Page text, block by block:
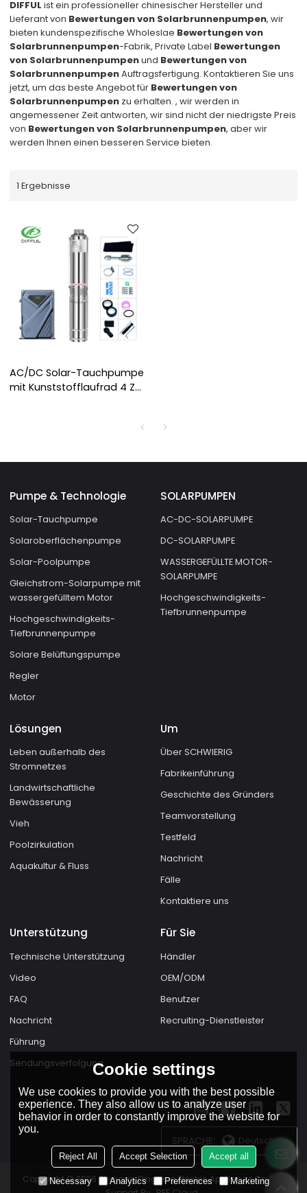
DIFFUL ist ein professioneller chinesischer Hersteller und
Lieferant von Bewertungen von Solarbrunnenpumpen, wir
bieten kundenspezifische Wholeslae Bewertungen von
Solarbrunnenpumpen-Fabrik, Private Label Bewertungen
von Solarbrunnenpumpenund Bewertungen von
SolarbrunnenpumpenAuftragsfertigung. Kontaktieren Sie uns
jetzt, um das beste Angebot für Bewertungen von
Solarbrunnenpumpen zu erhalten. , wir werden in
angemessener Zeit antworten, wir sind nicht der niedrigste Preis
von Bewertungen von Solarbrunnenpumpen, aber wir
werden Ihnen einen besseren Service bieten.
1 Ergebnisse
AC/DC Solar-Tauchpumpe
mit Kunststofflaufrad 4 Zoll
Pumpe & Technologie
Solar-Tauchpumpe
Solaroberflächenpumpe
Solar-Poolpumpe
Gleichstrom-Solarpumpe mit
wassergefülltem Motor
Hochgeschwindigkeits-
Tiefbrunnenpumpe
Solare Belüftungspumpe
Regler
Motor
SOLARPUMPEN
AC-DC-SOLARPUMPE
DC-SOLARPUMPE
WASSERGEFÜLLTE MOTOR-
SOLARPUMPE
Hochgeschwindigkeits-
Tiefbrunnenpumpe
Lösungen
Leben außerhalb des
Stromnetzes
Landwirtschaftliche
Bewässerung
Vieh
Poolzirkulation
Aquakultur & Fluss
Um
Über SCHWIERIG
Fabrikeinführung
Geschichte des Gründers
Teamvorstellung
Testfeld
Nachricht
Fälle
Kontaktiere uns
Unterstützung
Technische Unterstützung
Video
FAQ
Nachricht
Führung
Sendungsverfolgung
Für Sie
Händler
OEM/ODM
Benutzer
Recruiting-Dienstleister
SPRACHE: Deutsch
Copyright © 2026 Zhejiang Dingfeng Electric Appliance Co.,Ltd.
Cookie settings
We use cookies to provide you with the best possible
experience. They also allow us to analyze user
behavior in order to constantly improve the website for
you.
Reject All Accept Selection Accept all
Necessary Analytics Preferences Marketing